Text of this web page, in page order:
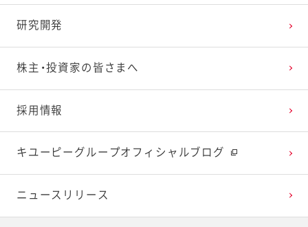
研究開発
株主・投資家の皆さまへ
採用情報
キユーピーグループオフィシャルブログ
ニュースリリース